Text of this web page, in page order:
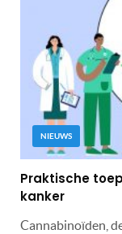
NIEUWS
Praktische
kanker
Cannabinoïden,